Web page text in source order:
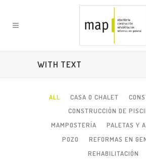
WITH TEXT
ALL CASA O CHALET
CONSTRUCCIÓN DE
MAMPOSTERÍA
PALETAS Y
POZO
REFORMAS EN
REHABILITACIÓN